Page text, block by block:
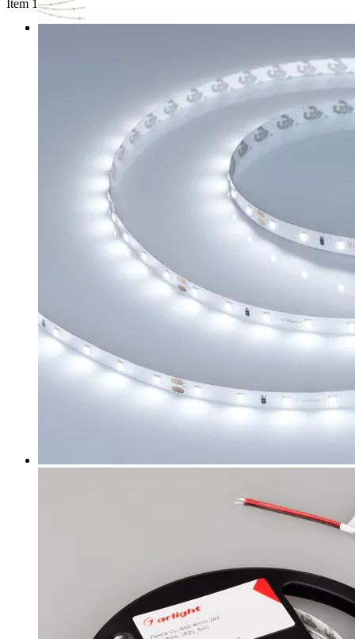
Item 1 of 3